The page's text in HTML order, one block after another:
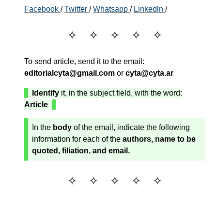
Facebook /Twitter /Whatsapp / Linkedln /
To send article, send it to the email:
editorialcyta@gmail.com or cyta@cyta.ar
Identify it, in the subject field, with the word:
Article
In the body of the email, indicate the following
information for each of the authors, name to be
quoted, filiation, and email.